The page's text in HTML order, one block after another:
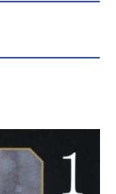
こちらでは、
す。最終巻（1
てが『君』で
よ」最終章
ックス!! アク